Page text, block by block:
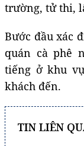
trường, tử thi,
Bước đầu xác
quán cà phê
tiếng ở khu
khách đến.
TIN LIÊN